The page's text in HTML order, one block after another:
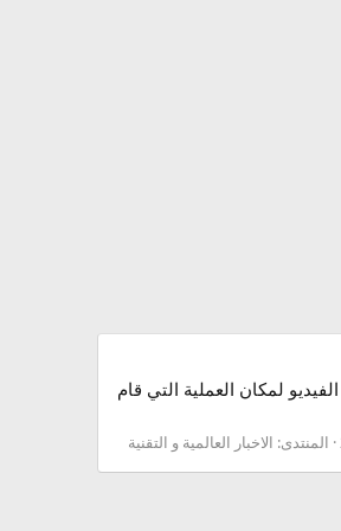
,اليوم, السبت, 10-11-2012 بثت المواقع العبرية هذا الفيديو لمكان العملية التي قام
المنتدى: الاخبار العالمية و التقنية